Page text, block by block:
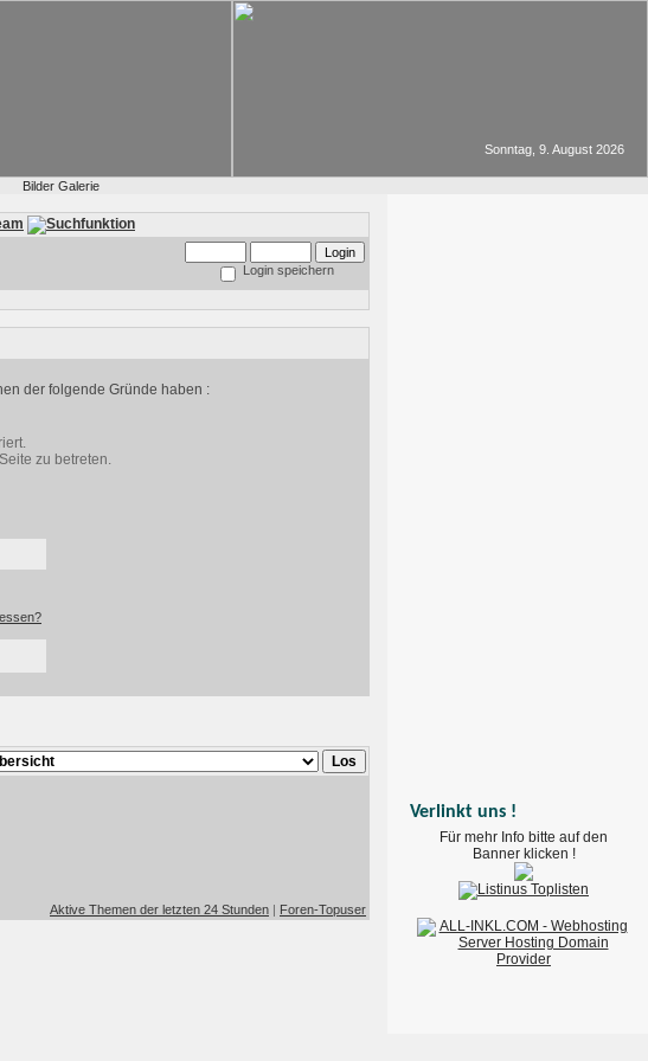
Bilder Galerie
Sonntag, 9. August 2026
Login speichern
der folgende Gründe haben :
zu betreten.
Aktive Themen der letzten 24 Stunden | Foren-Topuser
Verlinkt uns !
Für mehr Info bitte auf den
Banner klicken !